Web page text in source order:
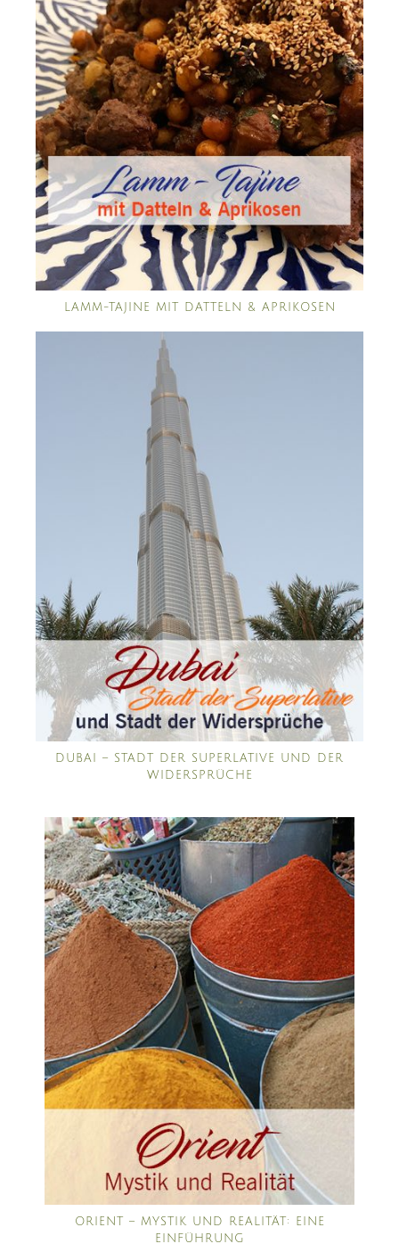
LAMM-TAJINE MIT DATTELN & APRIKOSEN
DUBAI – STADT DER SUPERLATIVE UND DER
WIDERSPRÜCHE
ORIENT – MYSTIK UND REALITÄT: EINE
EINFÜHRUNG